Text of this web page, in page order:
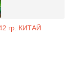
гр. КИТАЙ